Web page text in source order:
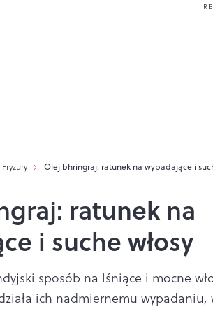
Fryzury Olej bhringraj: ratunek na wypadające i
ratunek na
i suche włosy
sposób na lśniące i mocne
ich nadmiernemu wypadaniu,